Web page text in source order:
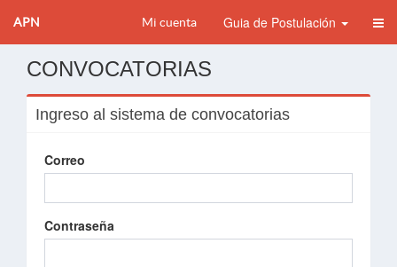
APN Mi cuenta Guia de Postulación
CONVOCATORIAS
Ingreso al sistema de convocatorias
Correo
Contraseña